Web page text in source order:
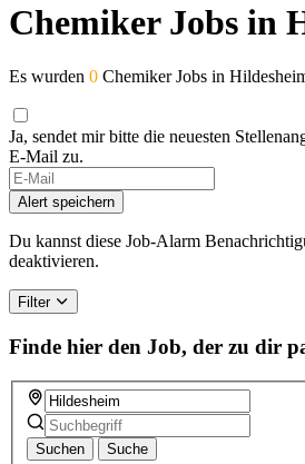
Chemiker Jobs in
Es wurden 0 Chemiker Jobs in
Ja, sendet mir bitte die neuesten
E-Mail zu.
Alert speichern
Du kannst diese Job-Alarm
deaktivieren.
Filter
Finde hier den Job, der zu dir
Suchen Suche